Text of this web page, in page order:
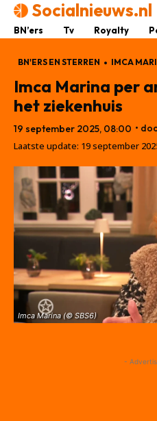
Socialnieuws.nl
BN’ers Tv Royalty
BN'ERS EN STERREN IMCA
Imca Marina per
het ziekenhuis
19 september 2025, 08:00 •
Laatste update: 19 september
Imca Marina (© SBS6)
-